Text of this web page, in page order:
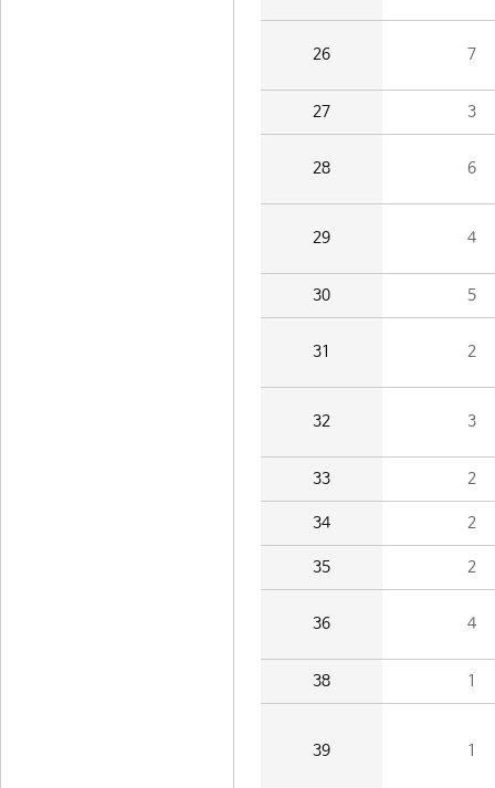
26 7
27 3
28 6
29 4
30 5
31 2
32 3
33 2
34 2
35 2
36 4
38 1
39 1